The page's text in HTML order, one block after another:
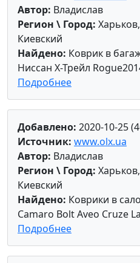
Автор: Владислав
Регион \ Город:
Киевский
Найдено: Коврик в
Ниссан Х-Трейл
Подробнее
Добавлено: 2020-10-25
Источник: www.olx.ua
Автор: Владислав
Регион \ Город:
Киевский
Найдено: Коврики в
Camaro Bolt Aveo Cruze
Подробнее